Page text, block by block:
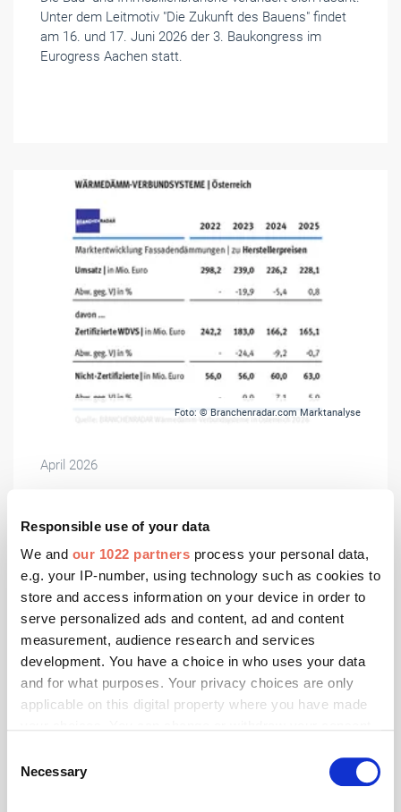
Responsible use of your data
We and our 1022 partners process your personal data,
e.g. your IP-number, using technology such as cookies to
store and access information on your device in order to
serve personalized ads and content, ad and content
measurement, audience research and services
development. You have a choice in who uses your data
and for what purposes. Your privacy choices are only
applicable on this digital property where you have made
the Privacy trigger icon.
Selection
Necessary
Unter dem Leitmotiv "Die Zukunft des Bauens" findet
am 16. und 17. Juni 2026 der 3. Baukongress im
Eurogress Aachen statt.
Foto: © Branchenradar.com Marktanalyse
April 2026
Der österreichische Markt für Fassadendämmungen
konsolidierte sich im Jahr 2025 leicht über
Vorjahresniveau.